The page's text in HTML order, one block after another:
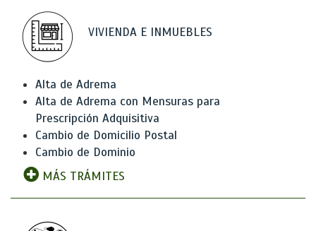
VIVIENDA E INMUEBLES
Alta de Adrema
Alta de Adrema con Mensuras para
Prescripción Adquisitiva
Cambio de Domicilio Postal
Cambio de Dominio
MÁS TRÁMITES